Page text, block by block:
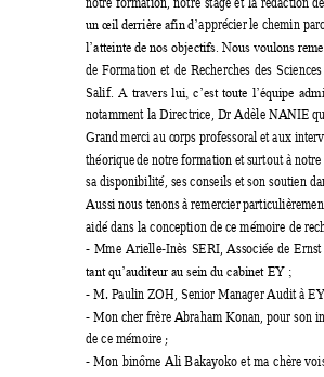
un œil derrière afin d’apprécier le chemin
l’atteinte de nos objectifs. Nous voulons
de Formation et de Recherches des Sciences
Salif. A travers lui, c’est toute l’équipe
notamment la Directrice, Dr Adèle NANIE
Grand merci au corps professoral et aux
théorique de notre formation et surtout à notre
sa disponibilité, ses conseils et son soutien
Aussi nous tenons à remercier
aidé dans la conception de ce mémoire de
- Mme Arielle-Inès SERI, Associée de Ernst
tant qu’auditeur au sein du cabinet EY ;
- M. Paulin ZOH, Senior Manager Audit à
- Mon cher frère Abraham Konan, pour son
de ce mémoire ;
- Mon binôme Ali Bakayoko et ma chère